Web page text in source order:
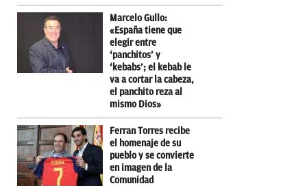
Marcelo Gullo:
«España tiene que
elegir entre
‘panchitos’ y
‘kebabs’; el kebab le
va a cortar la cabeza,
el panchito reza al
mismo Dios»
Ferran Torres recibe
el homenaje de su
pueblo y se convierte
en imagen de la
Comunidad